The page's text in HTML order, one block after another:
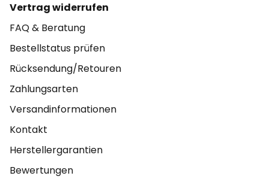
Vertrag widerrufen
FAQ & Beratung
Bestellstatus prüfen
Rücksendung/Retouren
Zahlungsarten
Versandinformationen
Kontakt
Herstellergarantien
Bewertungen